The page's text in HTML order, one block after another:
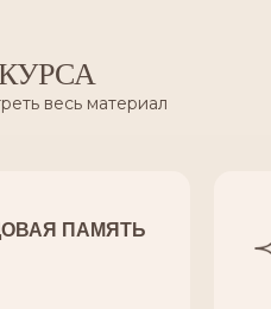
весь материал
ПАМЯТЬ